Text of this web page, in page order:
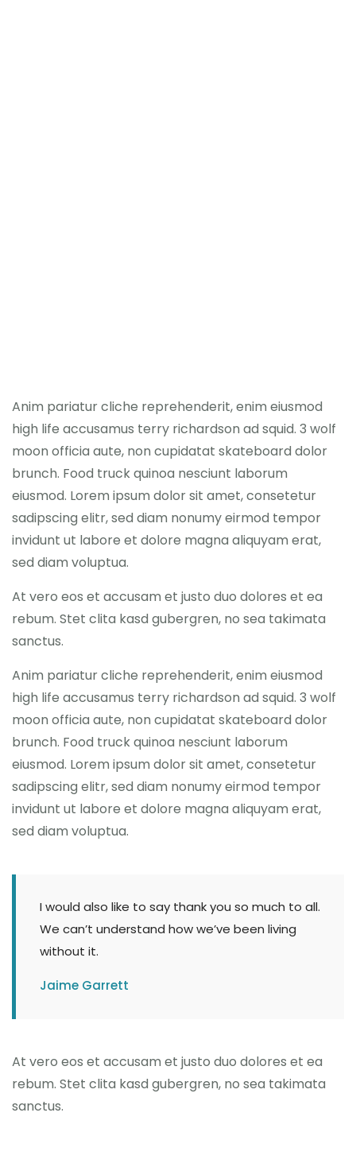
Anim pariatur cliche reprehenderit, enim eiusmod
high life accusamus terry richardson ad squid. 3 wolf
moon officia aute, non cupidatat skateboard dolor
brunch. Food truck quinoa nesciunt laborum
eiusmod. Lorem ipsum dolor sit amet, consetetur
sadipscing elitr, sed diam nonumy eirmod tempor
invidunt ut labore et dolore magna aliquyam erat,
sed diam voluptua.
At vero eos et accusam et justo duo dolores et ea
rebum. Stet clita kasd gubergren, no sea takimata
sanctus.
Anim pariatur cliche reprehenderit, enim eiusmod
high life accusamus terry richardson ad squid. 3 wolf
moon officia aute, non cupidatat skateboard dolor
brunch. Food truck quinoa nesciunt laborum
eiusmod. Lorem ipsum dolor sit amet, consetetur
sadipscing elitr, sed diam nonumy eirmod tempor
invidunt ut labore et dolore magna aliquyam erat,
sed diam voluptua.
I would also like to say thank you so much to all.
We can’t understand how we’ve been living
without it.
Jaime Garrett
At vero eos et accusam et justo duo dolores et ea
rebum. Stet clita kasd gubergren, no sea takimata
sanctus.